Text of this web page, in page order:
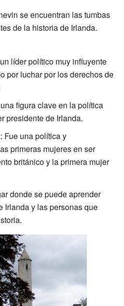
se encuentran las tumbas
de la historia de Irlanda.
líder político muy influyente
por luchar por los derechos de
figura clave en la política
presidente de Irlanda.
: Fue una política y
primeras mujeres en ser
británico y la primera mujer
donde se puede aprender
Irlanda y las personas que